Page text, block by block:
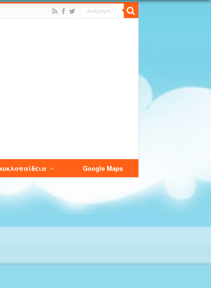
Google Maps